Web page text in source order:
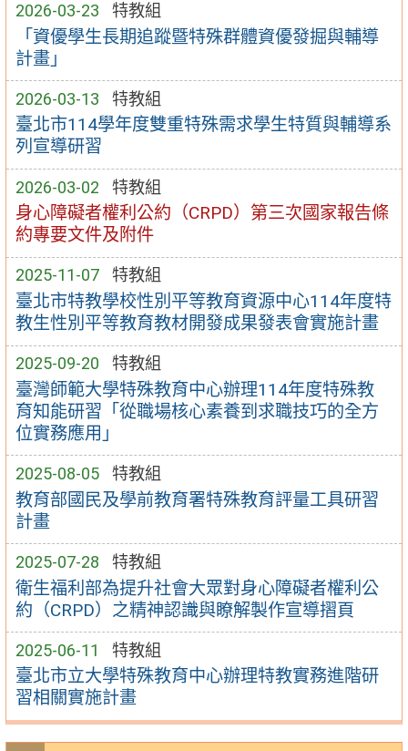
2026-03-23 特教組
「資優學生長期追蹤暨特殊群體資優發掘與輔導
計畫」
2026-03-13 特教組
臺北市114學年度雙重特殊需求學生特質與輔導系
列宣導研習
2026-03-02 特教組
身心障礙者權利公約（CRPD）第三次國家報告條
約專要文件及附件
2025-11-07 特教組
臺北市特教學校性別平等教育資源中心114年度特
教生性別平等教育教材開發成果發表會實施計畫
2025-09-20 特教組
臺灣師範大學特殊教育中心辦理114年度特殊教
育知能研習「從職場核心素養到求職技巧的全方
位實務應用」
2025-08-05 特教組
教育部國民及學前教育署特殊教育評量工具研習
計畫
2025-07-28 特教組
衛生福利部為提升社會大眾對身心障礙者權利公
約（CRPD）之精神認識與瞭解製作宣導摺頁
2025-06-11 特教組
臺北市立大學特殊教育中心辦理特教實務進階研
習相關實施計畫